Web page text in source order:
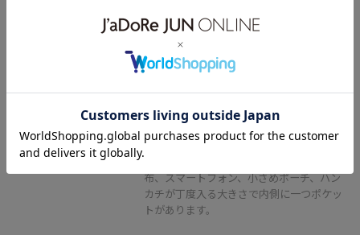
レビュー
とても柔らかい牛革で作られており軽量な
ので長時間のお出かけにもピッタリです。
す。
付属のチャームもリングカラビナで付け替
え可能でイヤホンなどの収納にも最適で
す。
布、スマートフォン、小さめポーチ、ハン
カチが丁度入る大きさで内側に一つポケッ
トがあります。